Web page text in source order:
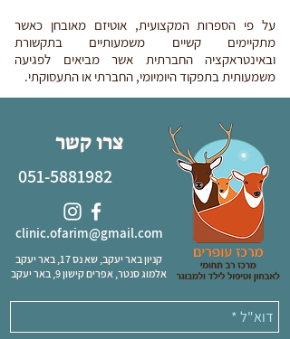
על פי הספרות המקצועית, אוטיזם מאובחן כאשר
מתקיימים קשיים משמעותיים בתקשורת
ובאינטראקציה החברתית אשר מביאים לפגיעה
משמעותית בתפקוד היומיומי, החברתי או התעסוקתי.
צרו קשר
קניון באר יעקב, שא נס 17, באר יעקב
אלמוג סנטר, אפרים קישון 9, באר יעקב
clinic.ofarim@gmail.com
051-5881982